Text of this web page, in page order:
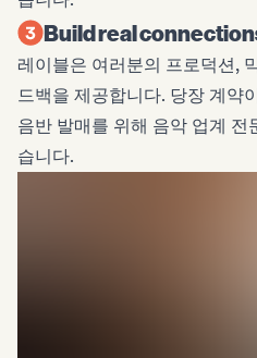
Build real
레이블은 여러분의 프로덕션,
드백을 제공합니다. 당장 계약
음반 발매를 위해 음악 업계 전
습니다.